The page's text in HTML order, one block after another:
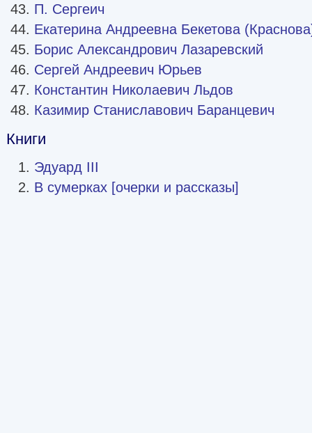
П. Сергеич
Екатерина Андреевна Бекетова
Борис Александрович Лазаревский
Сергей Андреевич Юрьев
Константин Николаевич Льдов
Казимир Станиславович Баранцевич
Книги
Эдуард III
В сумерках [очерки и рассказы]